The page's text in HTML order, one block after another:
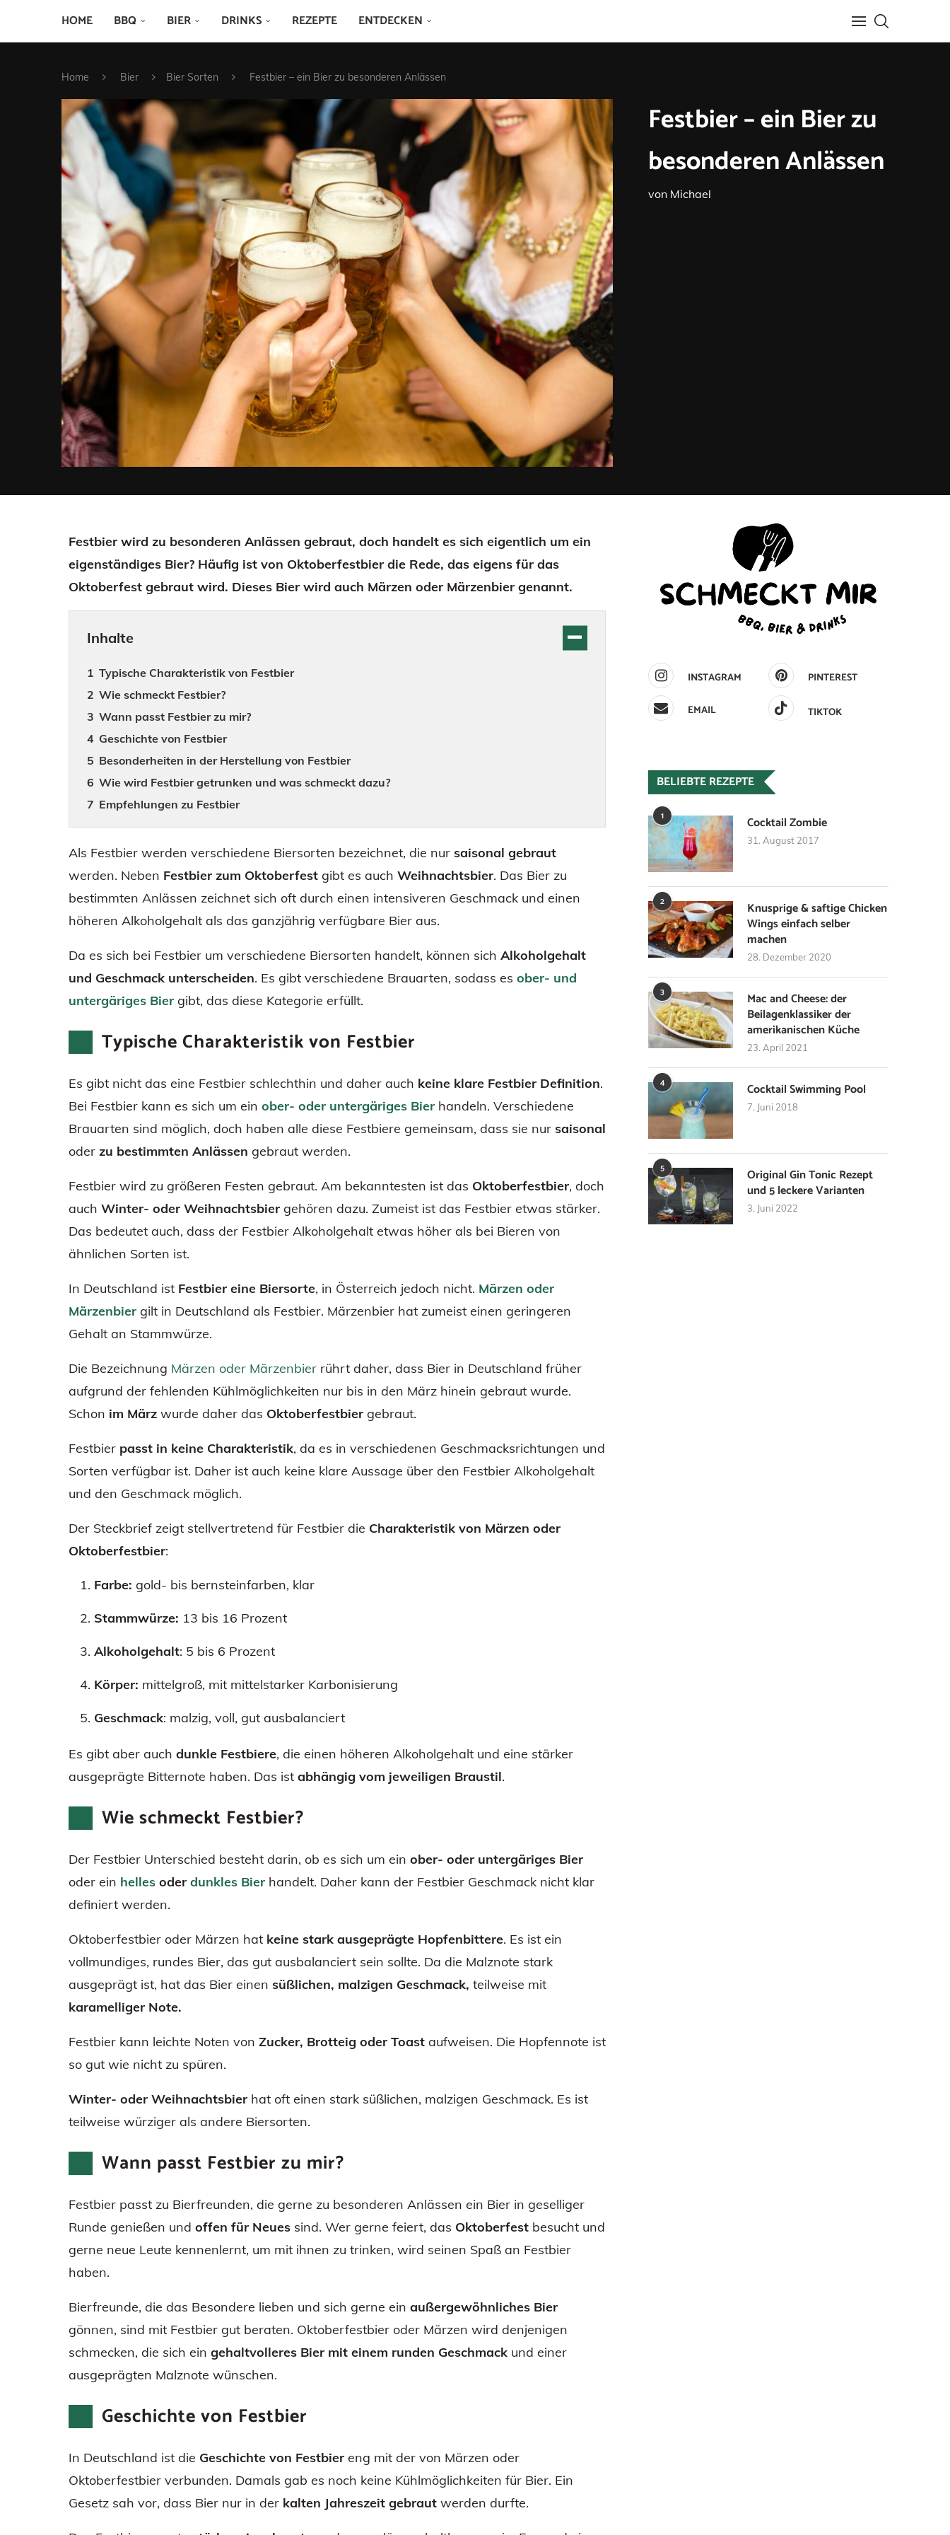
HOME BBQ BIER DRINKS REZEPTE ENTDECKEN
Home Bier Bier Sorten Festbier – ein Bier zu besonderen Anlässen
Festbier – ein Bier zu
besonderen Anlässen
von Michael
Festbier wird zu besonderen Anlässen gebraut, doch handelt es sich eigentlich um ein
eigenständiges Bier? Häufig ist von Oktoberfestbier die Rede, das eigens für das
Oktoberfest gebraut wird. Dieses Bier wird auch Märzen oder Märzenbier genannt.
Inhalte
Typische Charakteristik von Festbier
Wie schmeckt Festbier?
Wann passt Festbier zu mir?
Geschichte von Festbier
Besonderheiten in der Herstellung von Festbier
Wie wird Festbier getrunken und was schmeckt dazu?
Empfehlungen zu Festbier
Als Festbier werden verschiedene Biersorten bezeichnet, die nur saisonal gebraut
werden. Neben Festbier zum Oktoberfest gibt es auch Weihnachtsbier. Das Bier zu
bestimmten Anlässen zeichnet sich oft durch einen intensiveren Geschmack und einen
höheren Alkoholgehalt als das ganzjährig verfügbare Bier aus.
Da es sich bei Festbier um verschiedene Biersorten handelt, können sich Alkoholgehalt
und Geschmack unterscheiden. Es gibt verschiedene Brauarten, sodass es ober- und
untergäriges Bier gibt, das diese Kategorie erfüllt.
Typische Charakteristik von Festbier
Es gibt nicht das eine Festbier schlechthin und daher auch keine klare Festbier Definition.
Bei Festbier kann es sich um ein ober- oder untergäriges Bier handeln. Verschiedene
Brauarten sind möglich, doch haben alle diese Festbiere gemeinsam, dass sie nur saisonal
oder zu bestimmten Anlässen gebraut werden.
Festbier wird zu größeren Festen gebraut. Am bekanntesten ist das Oktoberfestbier, doch
auch Winter- oder Weihnachtsbier gehören dazu. Zumeist ist das Festbier etwas stärker.
Das bedeutet auch, dass der Festbier Alkoholgehalt etwas höher als bei Bieren von
ähnlichen Sorten ist.
In Deutschland ist Festbier eine Biersorte, in Österreich jedoch nicht. Märzen oder
Märzenbier gilt in Deutschland als Festbier. Märzenbier hat zumeist einen geringeren
Gehalt an Stammwürze.
Die Bezeichnung Märzen oder Märzenbier rührt daher, dass Bier in Deutschland früher
aufgrund der fehlenden Kühlmöglichkeiten nur bis in den März hinein gebraut wurde.
Schon im März wurde daher das Oktoberfestbier gebraut.
Festbier passt in keine Charakteristik, da es in verschiedenen Geschmacksrichtungen und
Sorten verfügbar ist. Daher ist auch keine klare Aussage über den Festbier Alkoholgehalt
und den Geschmack möglich.
Der Steckbrief zeigt stellvertretend für Festbier die Charakteristik von Märzen oder
Oktoberfestbier:
Farbe: gold- bis bernsteinfarben, klar
Stammwürze: 13 bis 16 Prozent
Alkoholgehalt: 5 bis 6 Prozent
Körper: mittelgroß, mit mittelstarker Karbonisierung
Geschmack: malzig, voll, gut ausbalanciert
Es gibt aber auch dunkle Festbiere, die einen höheren Alkoholgehalt und eine stärker
ausgeprägte Bitternote haben. Das ist abhängig vom jeweiligen Braustil.
Wie schmeckt Festbier?
Der Festbier Unterschied besteht darin, ob es sich um ein ober- oder untergäriges Bier
oder ein helles oder dunkles Bier handelt. Daher kann der Festbier Geschmack nicht klar
definiert werden.
Oktoberfestbier oder Märzen hat keine stark ausgeprägte Hopfenbittere. Es ist ein
vollmundiges, rundes Bier, das gut ausbalanciert sein sollte. Da die Malznote stark
ausgeprägt ist, hat das Bier einen süßlichen, malzigen Geschmack, teilweise mit
karamelliger Note.
Festbier kann leichte Noten von Zucker, Brotteig oder Toast aufweisen. Die Hopfennote ist
so gut wie nicht zu spüren.
Winter- oder Weihnachtsbier hat oft einen stark süßlichen, malzigen Geschmack. Es ist
teilweise würziger als andere Biersorten.
Wann passt Festbier zu mir?
Festbier passt zu Bierfreunden, die gerne zu besonderen Anlässen ein Bier in geselliger
Runde genießen und offen für Neues sind. Wer gerne feiert, das Oktoberfest besucht und
gerne neue Leute kennenlernt, um mit ihnen zu trinken, wird seinen Spaß an Festbier
haben.
Bierfreunde, die das Besondere lieben und sich gerne ein außergewöhnliches Bier
gönnen, sind mit Festbier gut beraten. Oktoberfestbier oder Märzen wird denjenigen
schmecken, die sich ein gehaltvolleres Bier mit einem runden Geschmack und einer
ausgeprägten Malznote wünschen.
Geschichte von Festbier
In Deutschland ist die Geschichte von Festbier eng mit der von Märzen oder
Oktoberfestbier verbunden. Damals gab es noch keine Kühlmöglichkeiten für Bier. Ein
Gesetz sah vor, dass Bier nur in der kalten Jahreszeit gebraut werden durfte.
INSTAGRAM
PINTEREST
EMAIL
TIKTOK
BELIEBTE REZEPTE
1 Cocktail Zombie
31. August 2017
2
Knusprige & saftige Chicken
Wings einfach selber
machen
28. Dezember 2020
3
Mac and Cheese: der
Beilagenklassiker der
amerikanischen Küche
23. April 2021
4 Cocktail Swimming Pool
7. Juni 2018
5
Original Gin Tonic Rezept
und 5 leckere Varianten
3. Juni 2022